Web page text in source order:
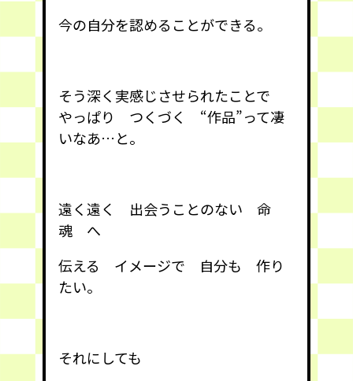
今の自分を認めることができる。
そう深く実感じさせられたことで
やっぱり つくづく “作品”って凄
いなあ…と。
遠く遠く 出会うことのない 命
魂 へ
伝える イメージで 自分も 作り
たい。
それにしても